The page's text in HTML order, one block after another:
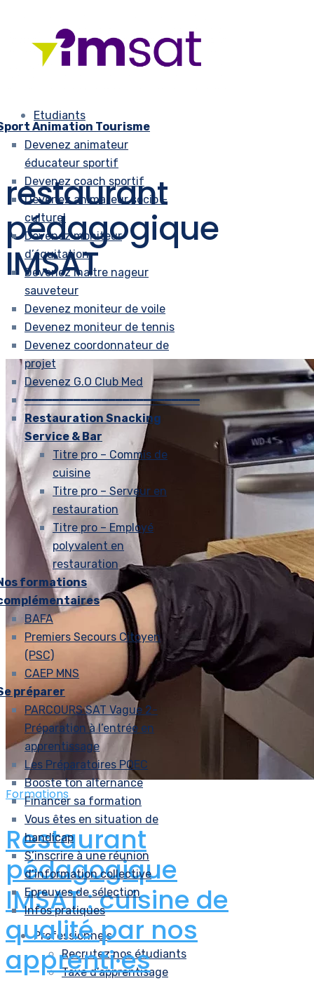
Etudiants
Animation Tourisme
Devenez animateur
éducateur sportif
Devenez coach sportif
Devenez animateur socio –
culturel
Devenez moniteur
d’équitation
Devenez maitre nageur
sauveteur
Devenez moniteur de voile
Devenez moniteur de tennis
Devenez coordonnateur de
projet
Devenez G.O Club Med
━━━━━━━━━━━━━━━━━━━━━━━━━
Restauration Snacking
Service & Bar
Titre pro – Commis de
cuisine
Titre pro – Serveur en
restauration
Titre pro – Employé
polyvalent en
restauration
formations
BAFA
Premiers Secours Citoyen
(PSC)
CAEP MNS
préparer
PARCOURS SAT Vague 2-
Préparation à l’entrée en
apprentissage
Les Préparatoires POEC
Booste ton alternance
Financer sa formation
Vous êtes en situation de
handicap
S’inscrire à une réunion
d’information collective
Epreuves de sélection
Infos pratiques
Professionnels
Recrutez nos étudiants
Taxe d’apprentisage
restaurant
pédagogique
IMSAT
Formations
Restaurant
pédagogique
IMSAT : cuisine de
qualité par nos
apprenti·es